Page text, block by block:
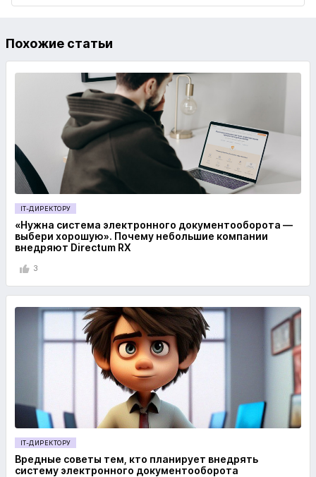
Похожие статьи
IT-ДИРЕКТОРУ
«Нужна система электронного документооборота —
выбери хорошую». Почему небольшие компании
внедряют Directum RX
3
IT-ДИРЕКТОРУ
Вредные советы тем, кто планирует внедрять
систему электронного документооборота